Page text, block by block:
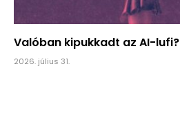
Valóban kipukkadt az AI-lufi?
2026. július 31.